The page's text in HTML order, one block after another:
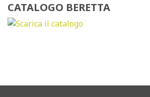
CATALOGO BERETTA